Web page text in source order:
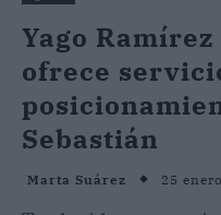
Yago
ofrece
Sebastián
Marta Suárez 25